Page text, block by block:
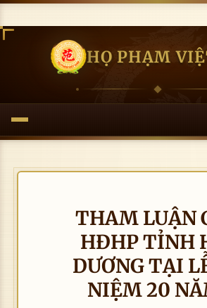
HỌ PHẠM
THAM LUẬN
HĐHP TỈNH
DƯƠNG TẠI
NIỆM 20